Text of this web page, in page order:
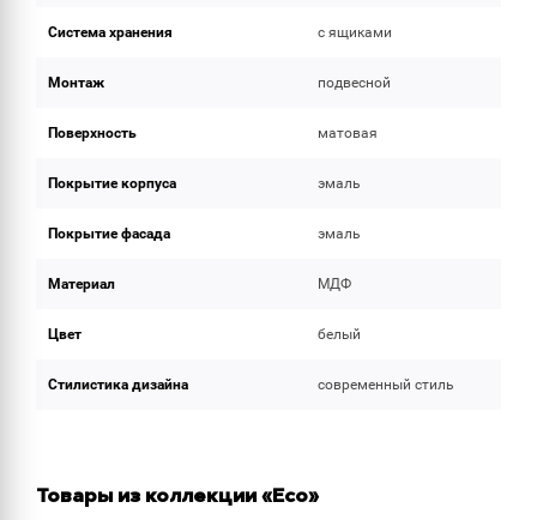
Система хранения с ящиками
Монтаж подвесной
Поверхность матовая
Покрытие корпуса эмаль
Покрытие фасада эмаль
Материал МДФ
Цвет белый
Стилистика дизайна современный стиль
Товары из коллекции «Eco»